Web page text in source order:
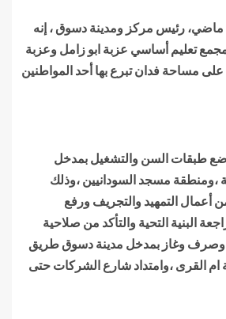
ماضي، رئيس مركز ومدينة دسوق ، إنه
تعليم أساسي عزبة ابو زامل وعزبة
مساحة فدان تبرع بها أحد المواطنين
طبقات السن والتشغيل بمدخل
مسجد السودانيين ،وذلك
أعمال التمهيد والتجريف ورفع
البنية التحية والتأكد من صلاحية
وصرف وغاز بمدخل مدينة دسوق طريق
ام القرى ،وامتداد شارع الشركات حتى